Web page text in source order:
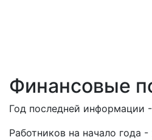
Финансовые
Год последней информации
Работников на начало года